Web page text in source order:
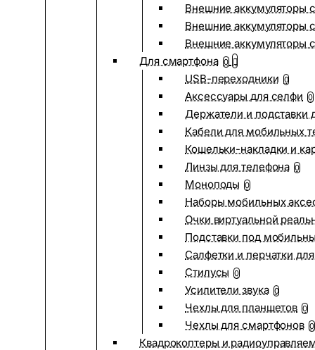
Внешние аккумуляторы
Внешние аккумуляторы
Внешние аккумуляторы
Для смартфона 0
USB-переходники 0
Аксессуары для селфи 0
Держатели и подставки
Кабели для мобильных
Кошельки-накладки и
Линзы для телефона 0
Моноподы 0
Наборы мобильных
Очки виртуальной
Подставки под
Салфетки и перчатки
Стилусы 0
Усилители звука 0
Чехлы для планшетов 0
Чехлы для смартфонов 0
Квадрокоптеры и